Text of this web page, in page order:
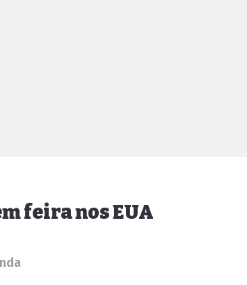
feira nos EUA